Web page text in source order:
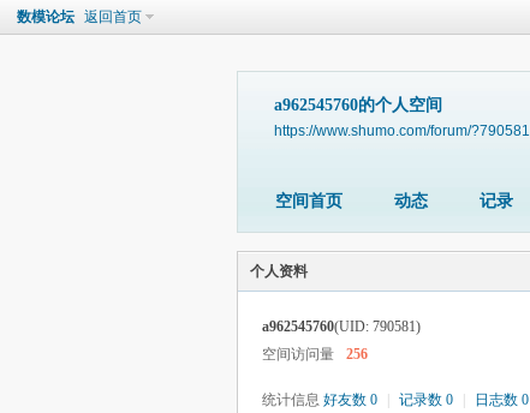
数模论坛 返回首页
a962545760的个人空间
https://www.shumo.com/forum/?790581
空间首页 动态 记录
个人资料
a962545760(UID: 790581)
空间访问量
256
统计信息 好友数 0 记录数 0 日志数 0